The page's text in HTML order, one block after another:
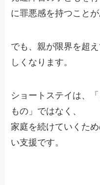
に罪悪感を持つことが
でも、親が限界を超
しくなります。
ショートステイは、
もの」ではなく、
家庭を続けていくた
い支援です。